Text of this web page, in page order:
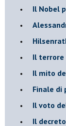
​Il Nobel
​Il terrore
Il mito
​Finale di
​Il voto
Il